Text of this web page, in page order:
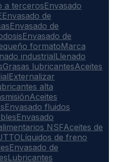
a tercerosEnvasado
Envasado de
Envasado de
Envasado de
formatoMarca
industrialLlenado
Grasas lubricantesAceites
Externalizar
alta
Aceites
Envasado fluidos
Envasado
NSFAceites de
Líquidos de freno
Envasado de
Lubricantes